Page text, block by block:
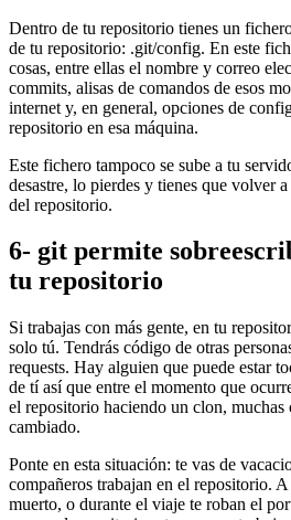
Dentro de tu repositorio tienes un
de tu repositorio: .git/config. En este
cosas, entre ellas el nombre y correo
commits, alisas de comandos de esos
internet y, en general, opciones de
repositorio en esa máquina.
Este fichero tampoco se sube a tu
desastre, lo pierdes y tienes que volver
del repositorio.
6- git permite
tu repositorio
Si trabajas con más gente, en tu
solo tú. Tendrás código de otras
requests. Hay alguien que puede estar
de tí así que entre el momento que
el repositorio haciendo un clon, muchas
cambiado.
Ponte en esta situación: te vas de
compañeros trabajan en el repositorio.
muerto, o durante el viaje te roban el